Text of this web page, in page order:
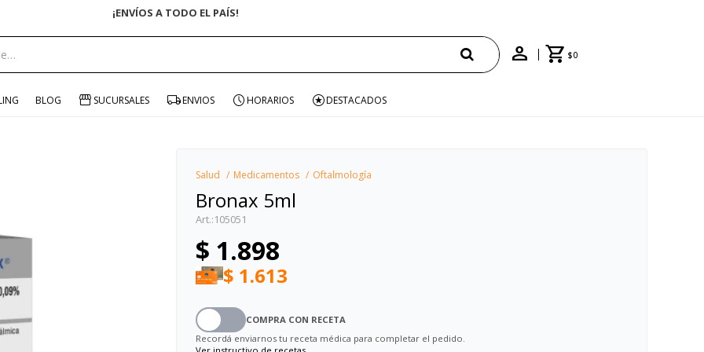
¡ENVÍOS A TODO EL PAÍS!
$0
BLOG SUCURSALES ENVIOS HORARIOS DESTACADOS
Salud Medicamentos Oftalmología
Bronax 5ml
105051
$ 1.898
$ 1.613
COMPRA CON RECETA
Recordá enviarnos tu receta médica para completar el pedido.